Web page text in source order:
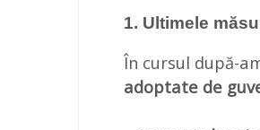
1. Ultimele
În cursul după-
adoptate de